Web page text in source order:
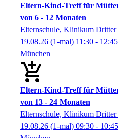
Eltern-Kind-Treff für
von 6 - 12 Monaten
Elternschule, Klinikum Dritter
19.08.26 (1-mal) 11:30 - 12:45
München
Eltern-Kind-Treff für
von 13 - 24 Monaten
Elternschule, Klinikum Dritter
19.08.26 (1-mal) 09:30 - 10:45